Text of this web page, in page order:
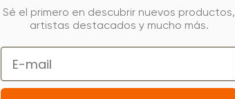
Sé el primero en descubrir nuevos productos,
artistas destacados y mucho más.
Email